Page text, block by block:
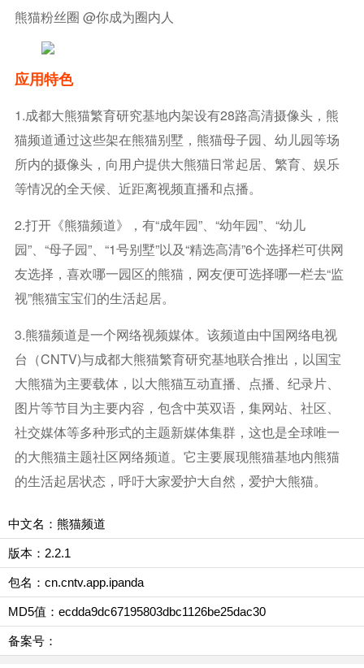
熊猫粉丝圈 @你成为圈内人
应用特色
1.成都大熊猫繁育研究基地内架设有28路高清摄像头，熊
猫频道通过这些架在熊猫别墅，熊猫母子园、幼儿园等场
所内的摄像头，向用户提供大熊猫日常起居、繁育、娱乐
等情况的全天候、近距离视频直播和点播。
2.打开《熊猫频道》，有“成年园”、“幼年园”、“幼儿
园”、“母子园”、“1号别墅”以及“精选高清”6个选择栏可供网
友选择，喜欢哪一园区的熊猫，网友便可选择哪一栏去“监
视”熊猫宝宝们的生活起居。
3.熊猫频道是一个网络视频媒体。该频道由中国网络电视
台（CNTV)与成都大熊猫繁育研究基地联合推出，以国宝
大熊猫为主要载体，以大熊猫互动直播、点播、纪录片、
图片等节目为主要内容，包含中英双语，集网站、社区、
社交媒体等多种形式的主题新媒体集群，这也是全球唯一
的大熊猫主题社区网络频道。它主要展现熊猫基地内熊猫
的生活起居状态，呼吁大家爱护大自然，爱护大熊猫。
中文名：熊猫频道
版本：2.2.1
包名：cn.cntv.app.ipanda
MD5值：ecdda9dc67195803dbc1126be25dac30
备案号：